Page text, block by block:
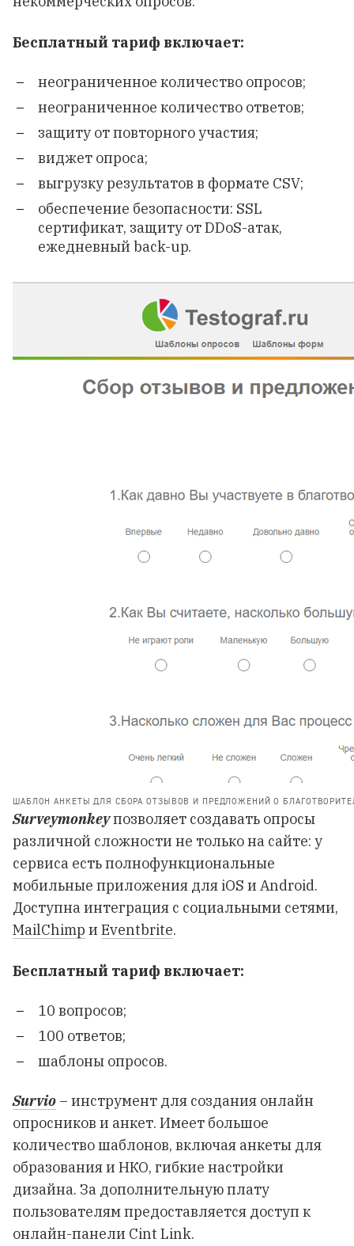
Бесплатный тариф включает:
неограниченное количество опросов;
неограниченное количество ответов;
защиту от повторного участия;
виджет опроса;
выгрузку результатов в формате CSV;
обеспечение безопасности: SSL
сертификат, защиту от DDoS-атак,
ежедневный back-up.
ШАБЛОН АНКЕТЫ ДЛЯ СБОРА ОТЗЫВОВ И ПРЕДЛОЖЕНИЙ О
Surveymonkeyпозволяет создавать опросы
различной сложности не только на сайте: у
сервиса есть полнофункциональные
мобильные приложения для iOS и Android.
Доступна интеграция с социальными сетями,
MailChimp и Eventbrite.
Бесплатный тариф включает:
10 вопросов;
100 ответов;
шаблоны опросов.
Survio – инструмент для создания онлайн
опросников и анкет. Имеет большое
количество шаблонов, включая анкеты для
образования и НКО, гибкие настройки
дизайна. За дополнительную плату
пользователям предоставляется доступ к
онлайн-панели Cint Link.